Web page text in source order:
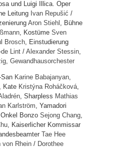
und Luigi Illica. Oper
Leitung Ivan Repušić /
Aron Stiehl , Bühne
, Kostüme Sven
Brosch, Einstudierung
Lint / Alexander Stessin,
, Gewandhausorchester
Karine Babajanyan,
, Kate Kristýna Roháčková,
, Sharpless Mathias
Karlström, Yamadori
Bonzo Sejong Chang,
, Kaiserlicher Kommissar
Tae Hee
von Rhein / Dorothee